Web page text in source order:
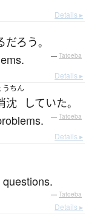
Details ▸
だろう。
— Tatoeba
Details ▸
うちん
沈 していた。
— Tatoeba
Details ▸
— Tatoeba
Details ▸